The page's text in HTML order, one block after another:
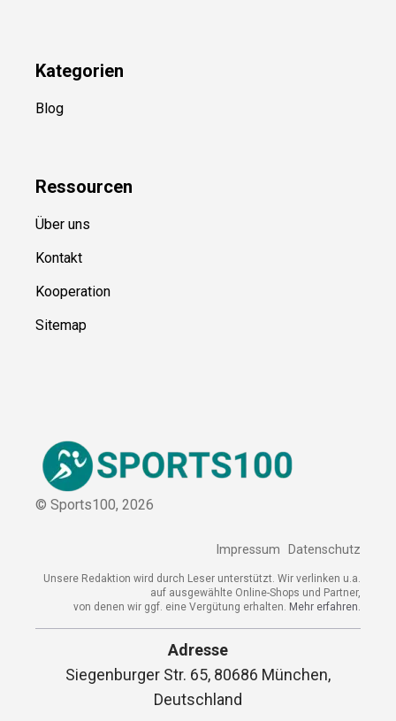
Kategorien
Blog
Ressourcen
Über uns
Kontakt
Kooperation
Sitemap
© Sports100, 2026
Impressum Datenschutz
Unsere Redaktion wird durch Leser unterstützt. Wir verlinken u.a.
auf ausgewählte Online-Shops und Partner,
von denen wir ggf. eine Vergütung erhalten. Mehr erfahren.
Adresse
Siegenburger Str. 65, 80686 München,
Deutschland